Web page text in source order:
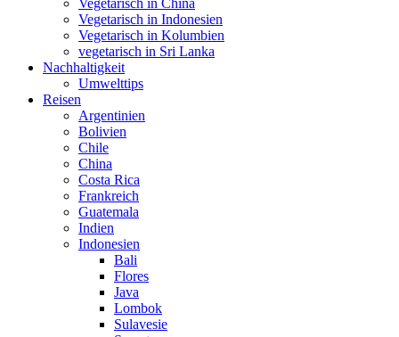
Vegetarisch in China
Vegetarisch in Indonesien
Vegetarisch in Kolumbien
vegetarisch in Sri Lanka
Nachhaltigkeit
Umwelttips
Reisen
Argentinien
Bolivien
Chile
China
Costa Rica
Frankreich
Guatemala
Indien
Indonesien
Bali
Flores
Java
Lombok
Sulavesie